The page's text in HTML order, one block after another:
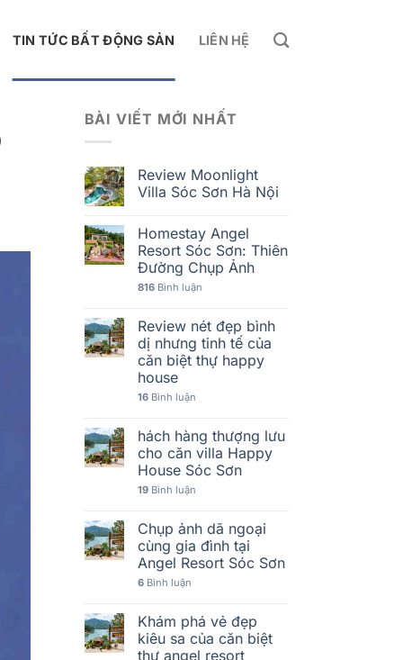
TIN TỨC BẤT ĐỘNG SẢN LIÊN HỆ
BÀI VIẾT MỚI NHẤT
Review Moonlight
Villa Sóc Sơn Hà Nội
Homestay Angel
Resort Sóc Sơn: Thiên
Đường Chụp Ảnh
816Bình luận
Review nét đẹp bình
dị nhưng tinh tế của
căn biệt thự happy
house
16Bình luận
hách hàng thượng lưu
cho căn villa Happy
House Sóc Sơn
19Bình luận
Chụp ảnh dã ngoại
cùng gia đình tại
Angel Resort Sóc Sơn
6Bình luận
Khám phá vẻ đẹp
kiêu sa của căn biệt
thự angel resort